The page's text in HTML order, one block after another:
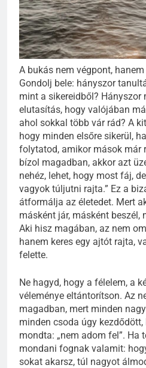
A bukás nem végpont,
Gondolj bele: hányszor
mint a sikereidből? Hányszor
elutasítás, hogy valójában
ahol sokkal több vár rád? A
hogy minden elsőre sikerül,
folytatod, amikor mások már
bízol magadban, akkor azt
nehéz, lehet, hogy most fáj,
vagyok túljutni rajta.” Ez a
átformálja az életedet. Mert
másként jár, másként beszél,
Aki hisz magában, az nem
hanem keres egy ajtót rajta,
felette.
Ne hagyd, hogy a félelem, a
véleménye eltántorítson. Az
magadban, mert minden
minden csoda úgy
mondta: „nem adom fel”. Ha
mondani fognak valamit:
sokat akarsz, túl nagyot